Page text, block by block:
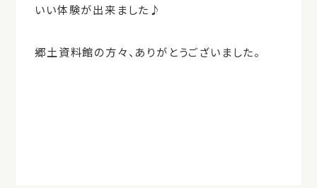
いい体験が出来ました♪
郷土資料館の方々、ありがとうございました。